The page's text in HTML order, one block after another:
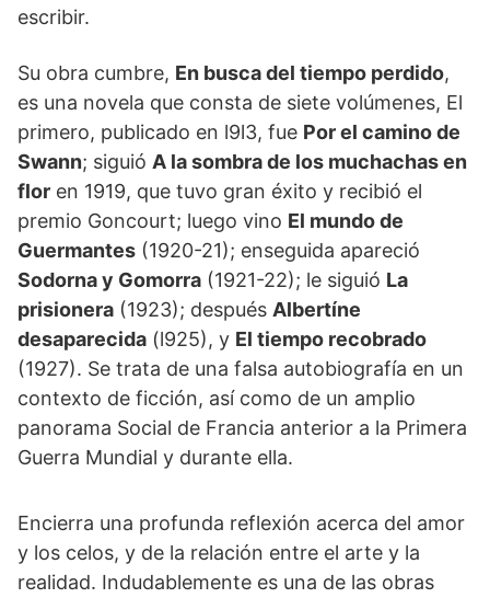
escribir.
Su obra cumbre, En busca del tiempo perdido,
es una novela que consta de siete volúmenes, El
primero, publicado en l9l3, fue Por el camino de
Swann; siguió A la sombra de los muchachas en
flor en 1919, que tuvo gran éxito y recibió el
premio Goncourt; luego vino El mundo de
Guermantes (1920-21); enseguida apareció
Sodorna y Gomorra (1921-22); le siguió La
prisionera (1923); después Albertíne
desaparecida (l925), y El tiempo recobrado
(1927). Se trata de una falsa autobiografía en un
contexto de ficción, así como de un amplio
panorama Social de Francia anterior a la Primera
Guerra Mundial y durante ella.
Encierra una profunda reflexión acerca del amor
y los celos, y de la relación entre el arte y la
realidad. Indudablemente es una de las obras